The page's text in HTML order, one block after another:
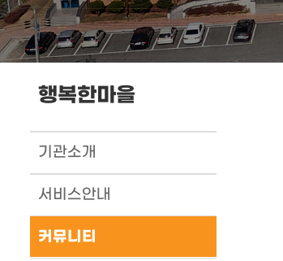
행복한마을
기관소개
서비스안내
커뮤니티